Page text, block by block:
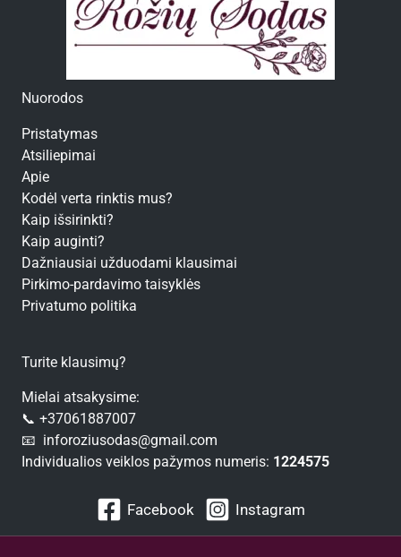
Nuorodos
Pristatymas
Atsiliepimai
Apie
Kodėl verta rinktis mus?
Kaip išsirinkti?
Kaip auginti?
Dažniausiai užduodami klausimai
Pirkimo-pardavimo taisyklės
Privatumo politika
Turite klausimų?
Mielai atsakysime:
📞 +37061887007
📧 inforoziusodas@gmail.com
Individualios veiklos pažymos numeris: 1224575
Facebook Instagram